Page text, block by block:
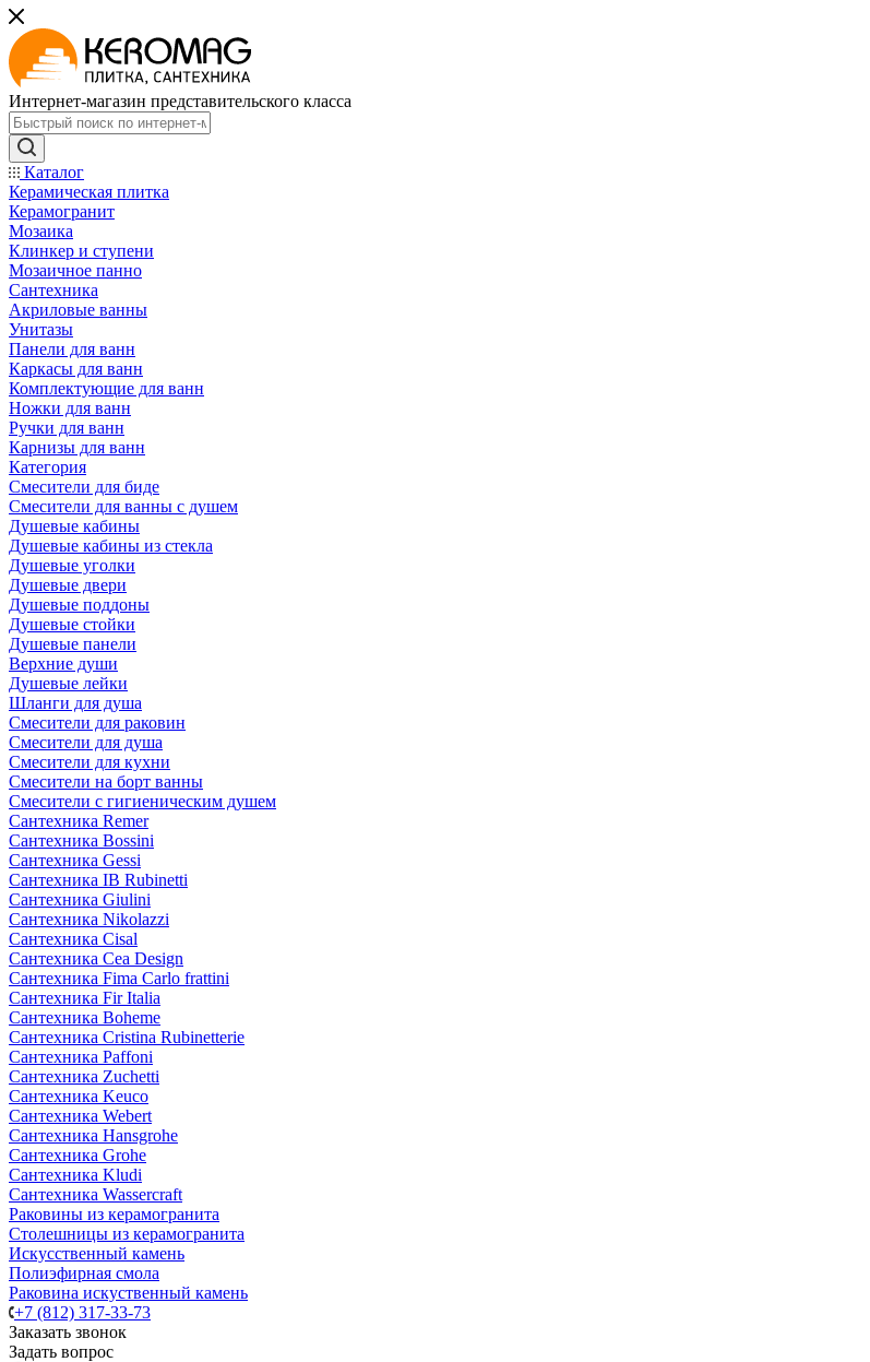
Интернет-магазин представительского класса
Каталог
Керамическая плитка
Керамогранит
Мозаика
Клинкер и ступени
Мозаичное панно
Сантехника
Акриловые ванны
Унитазы
Панели для ванн
Каркасы для ванн
Комплектующие для ванн
Ножки для ванн
Ручки для ванн
Карнизы для ванн
Категория
Смесители для биде
Смесители для ванны с душем
Душевые кабины
Душевые кабины из стекла
Душевые уголки
Душевые двери
Душевые поддоны
Душевые стойки
Душевые панели
Верхние души
Душевые лейки
Шланги для душа
Смесители для раковин
Смесители для душа
Смесители для кухни
Смесители на борт ванны
Смесители с гигиеническим душем
Сантехника Remer
Сантехника Bossini
Сантехника Gessi
Сантехника IB Rubinetti
Сантехника Giulini
Сантехника Nikolazzi
Сантехника Cisal
Сантехника Cea Design
Сантехника Fima Carlo frattini
Сантехника Fir Italia
Сантехника Boheme
Сантехника Cristina Rubinetterie
Сантехника Paffoni
Сантехника Zuchetti
Сантехника Keuco
Сантехника Webert
Сантехника Hansgrohe
Сантехника Grohe
Сантехника Kludi
Сантехника Wassercraft
Раковины из керамогранита
Столешницы из керамогранита
Искусственный камень
Полиэфирная смола
Раковина искуственный камень
+7 (812) 317-33-73
Заказать звонок
Задать вопрос